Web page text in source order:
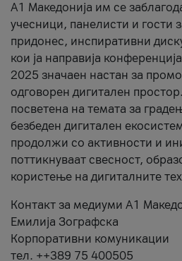
А1 Македонија им се
учесници, панелисти и гости
придонес, инспиративни
кои ја направија
2025 значаен настан за
одговорен дигитален
посветена на темата за
безбеден дигитален
продолжи со активности и
поттикнуваат свесност,
користење на дигиталните
Контакт за медиуми А1
Емилија Зографска
Корпоративни комуникации
тел. ++389 75 400505